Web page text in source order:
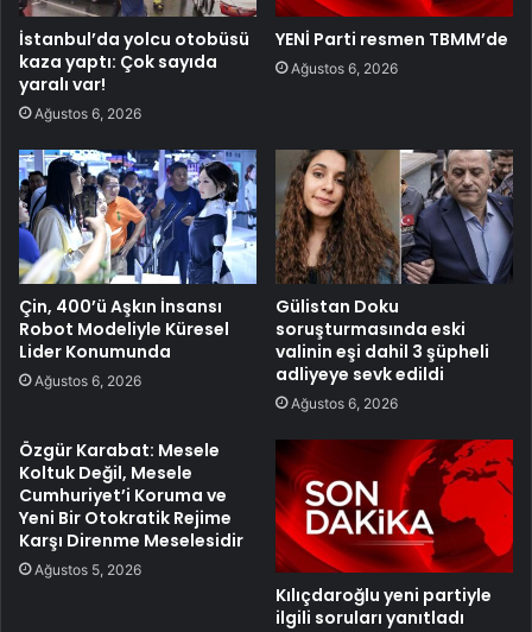
İstanbul’da yolcu otobüsü
kaza yaptı: Çok sayıda
yaralı var!
Ağustos 6, 2026
YENİ Parti resmen TBMM’de
Ağustos 6, 2026
Çin, 400’ü Aşkın İnsansı
Robot Modeliyle Küresel
Lider Konumunda
Ağustos 6, 2026
Gülistan Doku
soruşturmasında eski
valinin eşi dahil 3 şüpheli
adliyeye sevk edildi
Ağustos 6, 2026
Özgür Karabat: Mesele
Koltuk Değil, Mesele
Cumhuriyet’i Koruma ve
Yeni Bir Otokratik Rejime
Karşı Direnme Meselesidir
Ağustos 5, 2026
Kılıçdaroğlu yeni partiyle
ilgili soruları yanıtladı